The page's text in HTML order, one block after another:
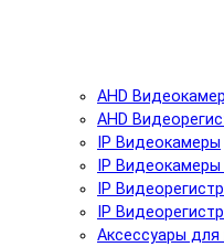
AHD
AHD
IP Видеокамеры
IP Видеокамеры
IP
IP
Аксессуары